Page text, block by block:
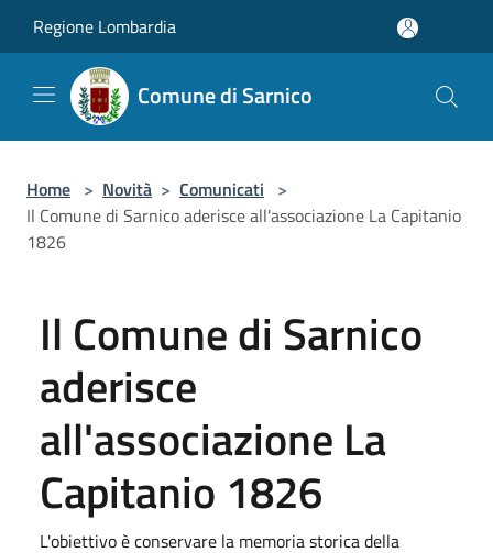
Regione Lombardia
Comune di Sarnico
Home > Novità > Comunicati >
Il Comune di Sarnico aderisce all'associazione La Capitanio
1826
Il Comune di Sarnico
aderisce
all'associazione La
Capitanio 1826
L'obiettivo è conservare la memoria storica della